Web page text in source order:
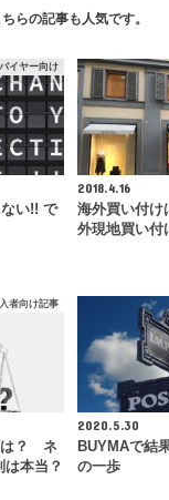
ちらの記事も人気です。
イヤー向け
い!! で
2018.4.16
海外買い付け
外現地買い付
者向け記事
は？ ネ
は本当？
2020.5.30
BUYMAで結
の一歩